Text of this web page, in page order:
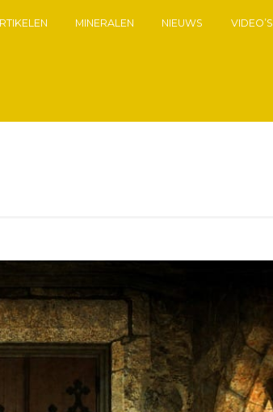
MINERALEN NIEUWS VIDEO’S